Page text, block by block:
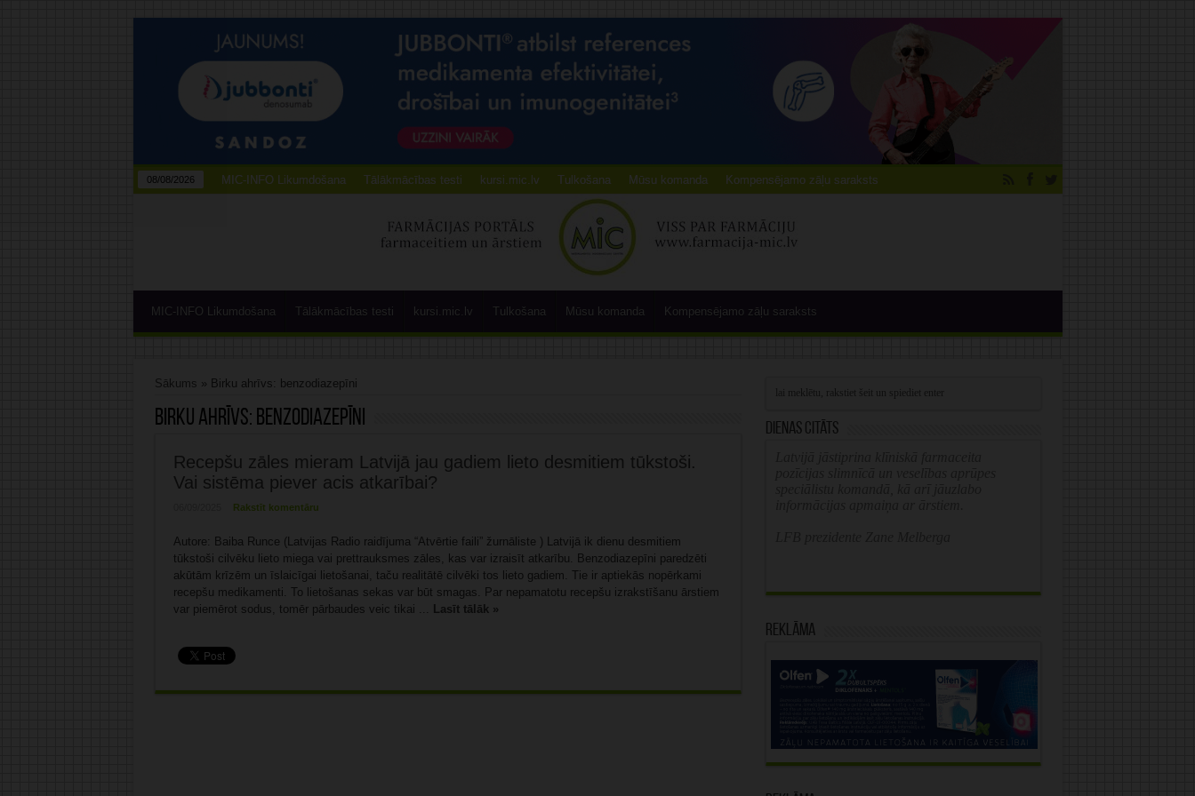
08/08/2026 MIC-INFO Likumdošana Tālākmācības testi kursi.mic.lv Tulkošana Mūsu komanda Kompensējamo zāļu saraksts
MIC-INFO Likumdošana Tālākmācības testi kursi.mic.lv Tulkošana Mūsu komanda Kompensējamo zāļu saraksts
Sākums » Birku ahrīvs: benzodiazepīni
Birku ahrīvs: benzodiazepīni
Recepšu zāles mieram Latvijā jau gadiem lieto desmitiem tūkstoši.
Vai sistēma piever acis atkarībai?
Rakstīt komentāru
Autore: Baiba Runce (Latvijas Radio raidījuma “Atvērtie faili” žurnāliste ) Latvijā ik dienu desmitiem
tūkstoši cilvēku lieto miega vai prettrauksmes zāles, kas var izraisīt atkarību. Benzodiazepīni paredzēti
akūtām krīzēm un īslaicīgai lietošanai, taču realitātē cilvēki tos lieto gadiem. Tie ir aptiekās nopērkami
recepšu medikamenti. To lietošanas sekas var būt smagas. Par nepamatotu recepšu izrakstīšanu ārstiem
var piemērot sodus, tomēr pārbaudes veic tikai ... Lasīt tālāk »
Dienas citāts
Reklāma